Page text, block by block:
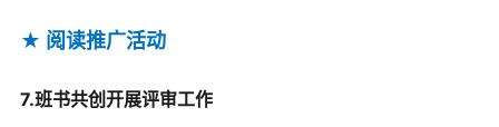
★ 阅读推广活动
7.班书共创开展评审工作